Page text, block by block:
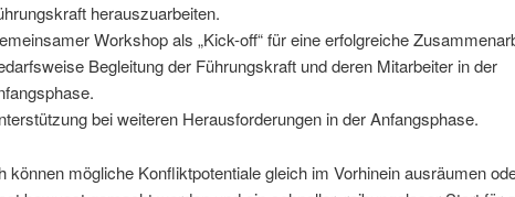
herauszuarbeiten.
Workshop als „Kick-off“ für eine erfolgreiche
Begleitung der Führungskraft und deren Mitarbeiter in der
bei weiteren Herausforderungen in der Anfangsphase.
können mögliche Konfliktpotentiale gleich im Vorhinein ausräumen